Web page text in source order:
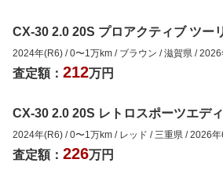
CX-30 2.0 20S プロアクティブ ツー
2024年(R6) /0〜1 万km / ブラウン /滋賀県 /2026
査定額： 212万円
CX-30 2.0 20S レトロスポーツエデ
2024年(R6) /0〜1 万km / レッド / 三重県 /2026年
査定額： 226万円